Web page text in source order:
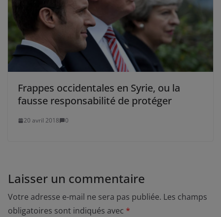
Frappes occidentales en Syrie, ou la
fausse responsabilité de protéger
20 avril 2018 0
Laisser un commentaire
Votre adresse e-mail ne sera pas publiée. Les champs
obligatoires sont indiqués avec *